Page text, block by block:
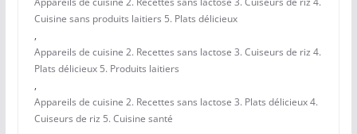
Cuisine sans produits laitiers 5. Plats délicieux
,
Appareils de cuisine 2. Recettes sans lactose 3. Cuiseurs de riz 4.
Plats délicieux 5. Produits laitiers
,
Appareils de cuisine 2. Recettes sans lactose 3. Plats délicieux 4.
Cuiseurs de riz 5. Cuisine santé